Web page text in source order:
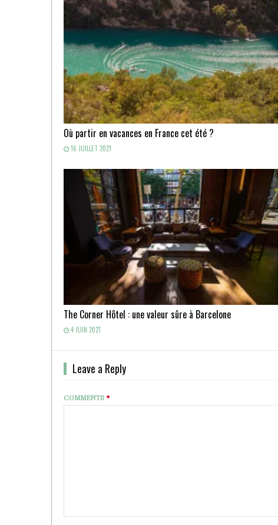
Où partir en vacances en France cet été ?
16 JUILLET 2021
The Corner Hôtel : une valeur sûre à Barcelone
4 JUIN 2021
Leave a Reply
COMMENTS*